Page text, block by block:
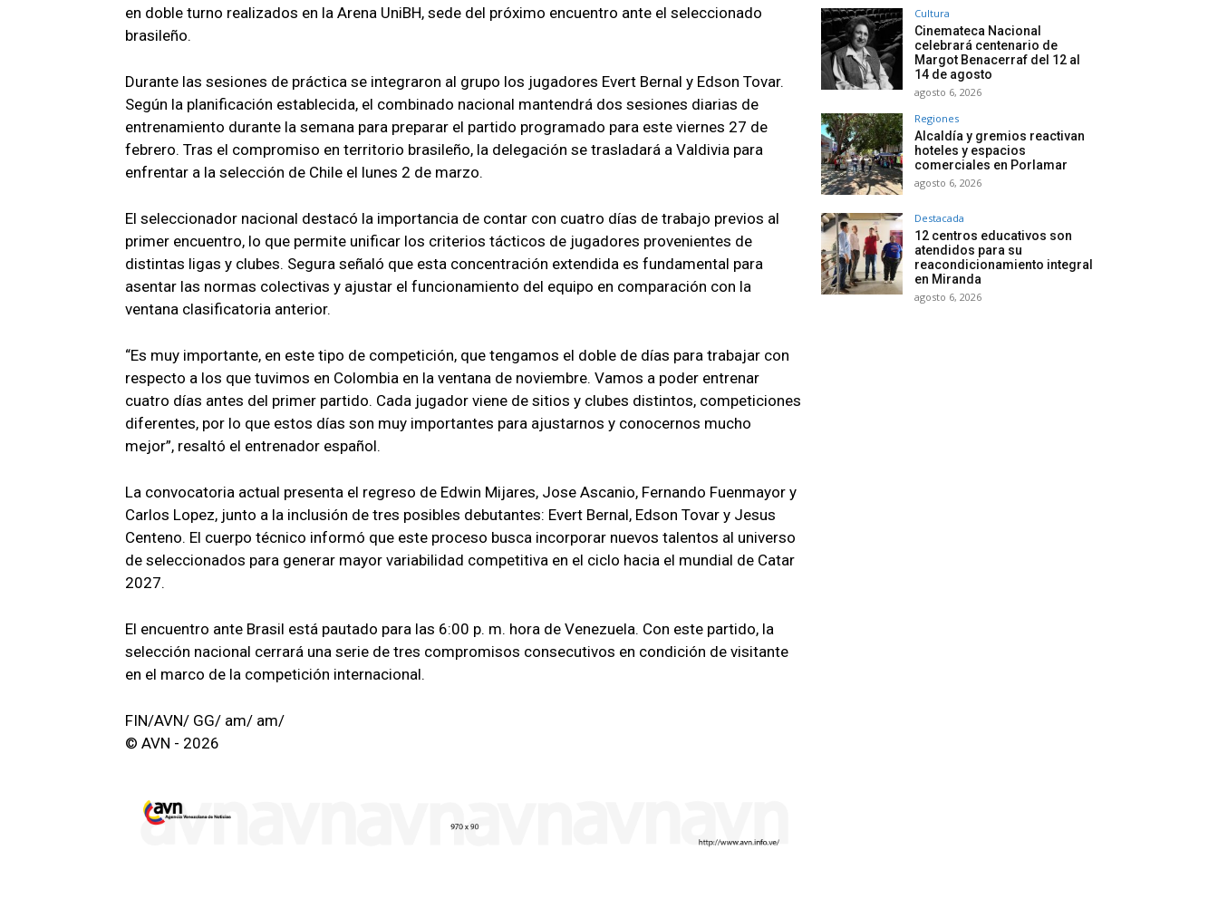
en doble turno realizados en la Arena UniBH, sede del próximo encuentro ante el seleccionado
brasileño.
Durante las sesiones de práctica se integraron al grupo los jugadores Evert Bernal y Edson Tovar.
Según la planificación establecida, el combinado nacional mantendrá dos sesiones diarias de
entrenamiento durante la semana para preparar el partido programado para este viernes 27 de
febrero. Tras el compromiso en territorio brasileño, la delegación se trasladará a Valdivia para
enfrentar a la selección de Chile el lunes 2 de marzo.
El seleccionador nacional destacó la importancia de contar con cuatro días de trabajo previos al
primer encuentro, lo que permite unificar los criterios tácticos de jugadores provenientes de
distintas ligas y clubes. Segura señaló que esta concentración extendida es fundamental para
asentar las normas colectivas y ajustar el funcionamiento del equipo en comparación con la
ventana clasificatoria anterior.
“Es muy importante, en este tipo de competición, que tengamos el doble de días para trabajar con
respecto a los que tuvimos en Colombia en la ventana de noviembre. Vamos a poder entrenar
cuatro días antes del primer partido. Cada jugador viene de sitios y clubes distintos, competiciones
diferentes, por lo que estos días son muy importantes para ajustarnos y conocernos mucho
mejor”, resaltó el entrenador español.
La convocatoria actual presenta el regreso de Edwin Mijares, Jose Ascanio, Fernando Fuenmayor y
Carlos Lopez, junto a la inclusión de tres posibles debutantes: Evert Bernal, Edson Tovar y Jesus
Centeno. El cuerpo técnico informó que este proceso busca incorporar nuevos talentos al universo
de seleccionados para generar mayor variabilidad competitiva en el ciclo hacia el mundial de Catar
2027.
El encuentro ante Brasil está pautado para las 6:00 p. m. hora de Venezuela. Con este partido, la
selección nacional cerrará una serie de tres compromisos consecutivos en condición de visitante
en el marco de la competición internacional.
FIN/AVN/ GG/ am/ am/
© AVN - 2026
Cultura
Cinemateca Nacional
celebrará centenario de
Margot Benacerraf del 12 al
14 de agosto
agosto 6, 2026
Regiones
Alcaldía y gremios reactivan
hoteles y espacios
comerciales en Porlamar
agosto 6, 2026
Destacada
12 centros educativos son
atendidos para su
reacondicionamiento integral
en Miranda
agosto 6, 2026